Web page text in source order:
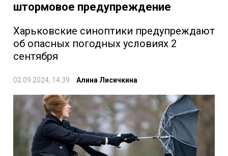
штормовое предупреждение
Харьковские синоптики предупреждают
об опасных погодных условиях 2
сентября
02.09.2024, 14:39 Алина Лисичкина